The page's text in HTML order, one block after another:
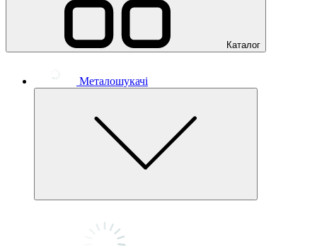
Каталог
Металошукачі